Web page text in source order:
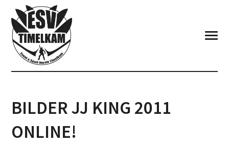
BILDER JJ KING 2011
ONLINE!